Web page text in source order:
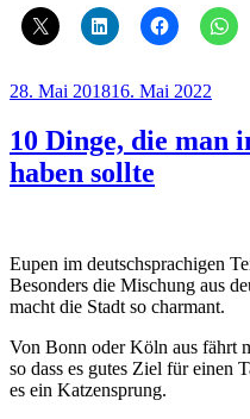
Veröffentlicht
28. Mai 201816. Mai 2022
10 Dinge, die man
haben sollte
Eupen im deutschsprachigen
Besonders die Mischung aus
macht die Stadt so charmant.
Von Bonn oder Köln aus fährt
so dass es gutes Ziel für einen
es ein Katzensprung.